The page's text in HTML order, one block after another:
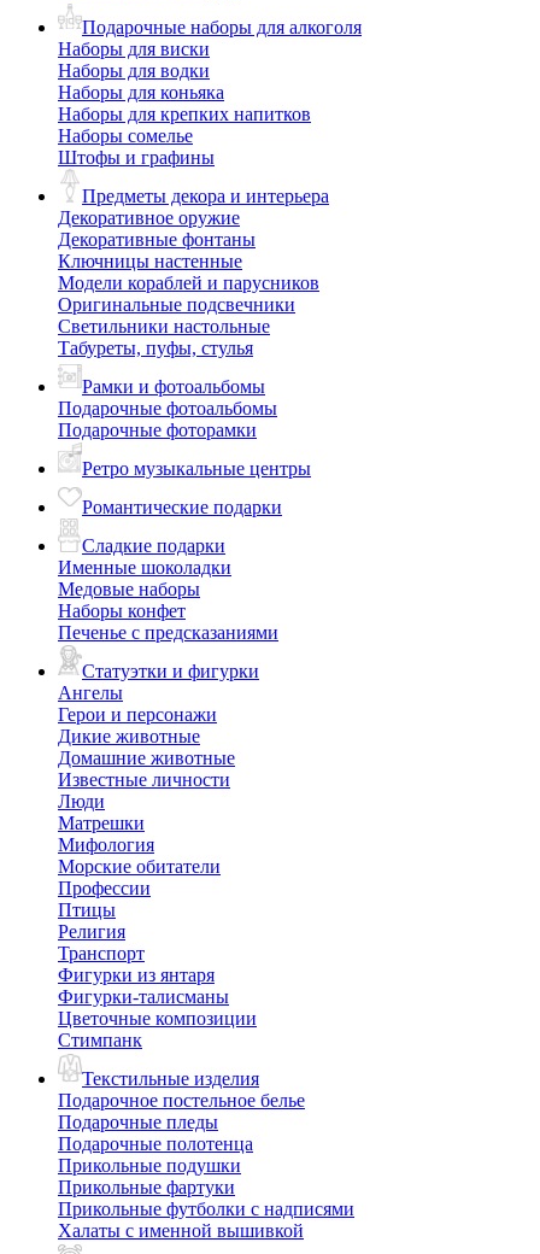
Подарочные наборы для алкоголя
Наборы для виски
Наборы для водки
Наборы для коньяка
Наборы для крепких напитков
Наборы сомелье
Штофы и графины
Предметы декора и интерьера
Декоративное оружие
Декоративные фонтаны
Ключницы настенные
Модели кораблей и парусников
Оригинальные подсвечники
Светильники настольные
Табуреты, пуфы, стулья
Рамки и фотоальбомы
Подарочные фотоальбомы
Подарочные фоторамки
Ретро музыкальные центры
Романтические подарки
Сладкие подарки
Именные шоколадки
Медовые наборы
Наборы конфет
Печенье с предсказаниями
Статуэтки и фигурки
Ангелы
Герои и персонажи
Дикие животные
Домашние животные
Известные личности
Люди
Матрешки
Мифология
Морские обитатели
Профессии
Птицы
Религия
Транспорт
Фигурки из янтаря
Фигурки-талисманы
Цветочные композиции
Стимпанк
Текстильные изделия
Подарочное постельное белье
Подарочные пледы
Подарочные полотенца
Прикольные подушки
Прикольные фартуки
Прикольные футболки с надписями
Халаты с именной вышивкой